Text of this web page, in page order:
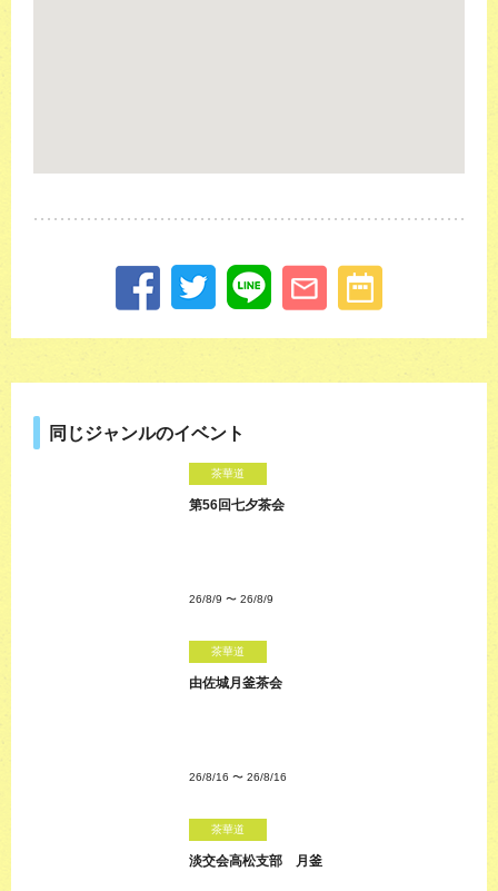
同じジャンルのイベント
茶華道
第56回七夕茶会
26/8/9 〜 26/8/9
茶華道
由佐城月釜茶会
26/8/16 〜 26/8/16
茶華道
淡交会高松支部 月釜